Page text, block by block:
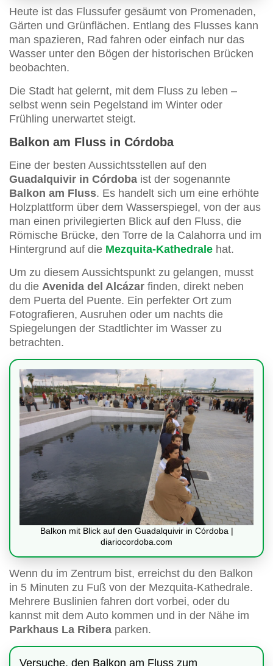
Heute ist das Flussufer gesäumt von Promenaden,
Gärten und Grünflächen. Entlang des Flusses kann
man spazieren, Rad fahren oder einfach nur das
Wasser unter den Bögen der historischen Brücken
beobachten.
Die Stadt hat gelernt, mit dem Fluss zu leben –
selbst wenn sein Pegelstand im Winter oder
Frühling unerwartet steigt.
Balkon am Fluss in Córdoba
Eine der besten Aussichtsstellen auf den
Guadalquivir in Córdoba ist der sogenannte
Balkon am Fluss. Es handelt sich um eine erhöhte
Holzplattform über dem Wasserspiegel, von der aus
man einen privilegierten Blick auf den Fluss, die
Römische Brücke, den Torre de la Calahorra und im
Hintergrund auf die Mezquita-Kathedrale hat.
Um zu diesem Aussichtspunkt zu gelangen, musst
du die Avenida del Alcázar finden, direkt neben
dem Puerta del Puente. Ein perfekter Ort zum
Fotografieren, Ausruhen oder um nachts die
Spiegelungen der Stadtlichter im Wasser zu
betrachten.
Balkon mit Blick auf den Guadalquivir in Córdoba |
diariocordoba.com
Wenn du im Zentrum bist, erreichst du den Balkon
in 5 Minuten zu Fuß von der Mezquita-Kathedrale.
Mehrere Buslinien fahren dort vorbei, oder du
kannst mit dem Auto kommen und in der Nähe im
Parkhaus La Ribera parken.
Versuche, den Balkon am Fluss zum